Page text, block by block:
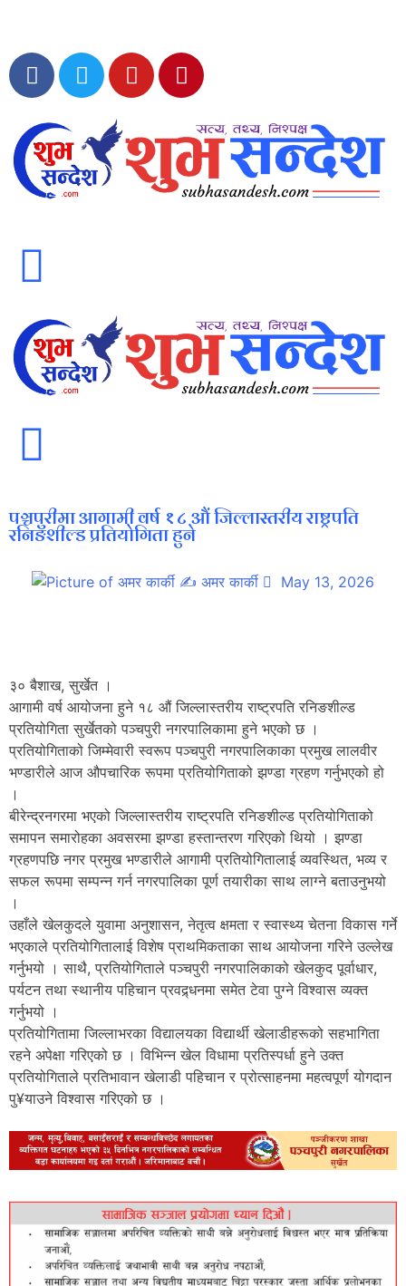
पञ्चपुरीमा आगामी वर्ष १८ औं जिल्लास्तरीय राष्ट्रपति
रनिङशील्ड प्रतियोगिता हुने
✍ अमर कार्की May 13, 2026
३० बैशाख, सुर्खेत ।
आगामी वर्ष आयोजना हुने १८ औं जिल्लास्तरीय राष्ट्रपति रनिङशील्ड
प्रतियोगिता सुर्खेतको पञ्चपुरी नगरपालिकामा हुने भएको छ ।
प्रतियोगिताको जिम्मेवारी स्वरूप पञ्चपुरी नगरपालिकाका प्रमुख लालवीर
भण्डारीले आज औपचारिक रूपमा प्रतियोगिताको झण्डा ग्रहण गर्नुभएको हो
।
बीरेन्द्रनगरमा भएको जिल्लास्तरीय राष्ट्रपति रनिङशील्ड प्रतियोगिताको
समापन समारोहका अवसरमा झण्डा हस्तान्तरण गरिएको थियो । झण्डा
ग्रहणपछि नगर प्रमुख भण्डारीले आगामी प्रतियोगितालाई व्यवस्थित, भव्य र
सफल रूपमा सम्पन्न गर्न नगरपालिका पूर्ण तयारीका साथ लाग्ने बताउनुभयो
।
उहाँले खेलकुदले युवामा अनुशासन, नेतृत्व क्षमता र स्वास्थ्य चेतना विकास गर्ने
भएकाले प्रतियोगितालाई विशेष प्राथमिकताका साथ आयोजना गरिने उल्लेख
गर्नुभयो । साथै, प्रतियोगिताले पञ्चपुरी नगरपालिकाको खेलकुद पूर्वाधार,
पर्यटन तथा स्थानीय पहिचान प्रवद्र्धनमा समेत टेवा पुग्ने विश्वास व्यक्त
गर्नुभयो ।
प्रतियोगितामा जिल्लाभरका विद्यालयका विद्यार्थी खेलाडीहरूको सहभागिता
रहने अपेक्षा गरिएको छ । विभिन्न खेल विधामा प्रतिस्पर्धा हुने उक्त
प्रतियोगिताले प्रतिभावान खेलाडी पहिचान र प्रोत्साहनमा महत्वपूर्ण योगदान
पु¥याउने विश्वास गरिएको छ ।